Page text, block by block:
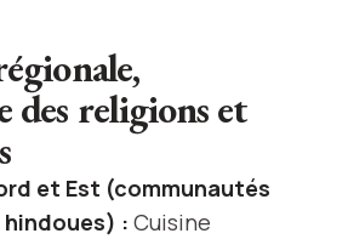
des religions et
et Est (communautés
: Cuisine